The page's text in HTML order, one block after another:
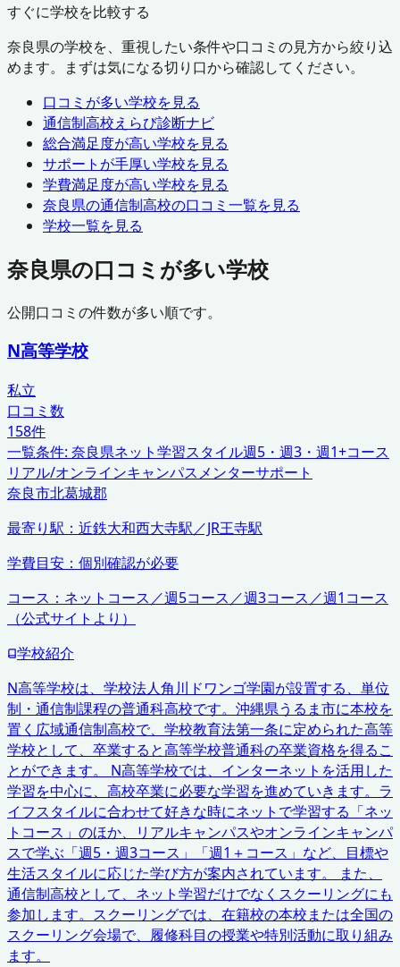
すぐに学校を比較する
奈良県の学校を、重視したい条件や口コミの見方から絞り込
めます。まずは気になる切り口から確認してください。
口コミが多い学校を見る
通信制高校えらび診断ナビ
総合満足度が高い学校を見る
サポートが手厚い学校を見る
学費満足度が高い学校を見る
奈良県の通信制高校の口コミ一覧を見る
学校一覧を見る
奈良県の口コミが多い学校
公開口コミの件数が多い順です。
N高等学校
私立
口コミ数
158件
一覧条件: 奈良県ネット学習スタイル週5・週3・週1+コース
リアル/オンラインキャンパスメンターサポート
奈良市北葛城郡
最寄り駅： 近鉄大和西大寺駅／JR王寺駅
学費目安： 個別確認が必要
コース： ネットコース／週5コース／週3コース／週1コース
（公式サイトより）
学校紹介
N高等学校は、学校法人角川ドワンゴ学園が設置する、単位
制・通信制課程の普通科高校です。沖縄県うるま市に本校を
置く広域通信制高校で、学校教育法第一条に定められた高等
学校として、卒業すると高等学校普通科の卒業資格を得るこ
とができます。 N高等学校では、インターネットを活用した
学習を中心に、高校卒業に必要な学習を進めていきます。ラ
イフスタイルに合わせて好きな時にネットで学習する「ネッ
トコース」のほか、リアルキャンパスやオンラインキャンパ
スで学ぶ「週5・週3コース」「週1＋コース」など、目標や
生活スタイルに応じた学び方が案内されています。 また、
通信制高校として、ネット学習だけでなくスクーリングにも
参加します。スクーリングでは、在籍校の本校または全国の
スクーリング会場で、履修科目の授業や特別活動に取り組み
ます。